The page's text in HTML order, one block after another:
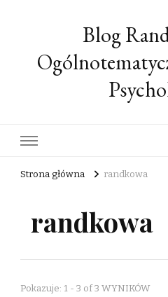
Blog
Strona główna randkowa
randkowa
Pokazuje: 1 - 3 of 3 WYNIKÓW